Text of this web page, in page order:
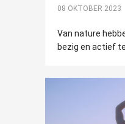
08 OKTOBER 2023
Van nature
bezig en actief te